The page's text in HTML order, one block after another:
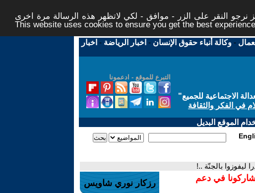
النقر على الزر - موافق - لكي لاتظهر هذه الرسالة مرة اخرى -
This website uses cookies to ensure you get the best
-وكالة أنباء حقوق الإنسان - اخبار الرياضة - اخبار
التبرع للموقع - ادعمونا
الاجتماعية للجميع"
في الفكر والثقافة
الموقع البديل
ليفوزوا بالجنّة ..!
في دعم
رزكار نوري شاويس